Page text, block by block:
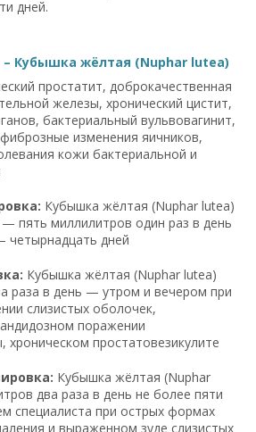
дней.
Кубышка жёлтая (Nuphar lutea)
простатит, доброкачественная
железы, хронический цистит,
бактериальный вульвовагинит,
изменения яичников,
кожи бактериальной и
Кубышка жёлтая (Nuphar lutea)
пять миллилитров один раз в день
четырнадцать дней
Кубышка жёлтая (Nuphar lutea)
раза в день — утром и вечером при
слизистых оболочек,
поражении
хроническом простатовезикулите
Кубышка жёлтая (Nuphar
два раза в день не более пяти
специалиста при острых формах
и выраженном зуде слизистых